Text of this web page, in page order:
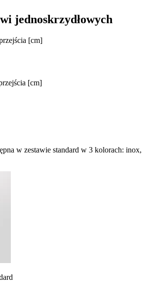
jednoskrzydłowych
[cm]
[cm]
w zestawie standard w 3 kolorach: inox,